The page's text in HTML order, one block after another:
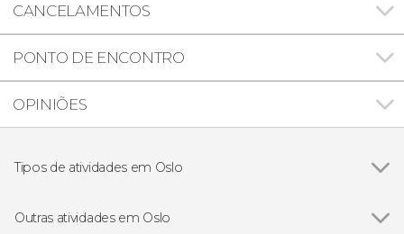
CANCELAMENTOS
PONTO DE ENCONTRO
OPINIÕES
Tipos de atividades em Oslo
Passeios de barco
Outras atividades em Oslo